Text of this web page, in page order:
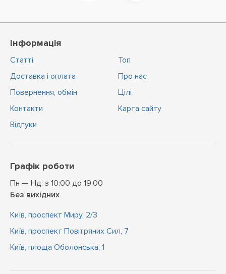
Інформація
Статті
Доставка і оплата
Повернення, обмін
Контакти
Відгуки
Топ
Про нас
Цiлi
Карта сайту
Графік роботи
Пн — Нд: з 10:00 до 19:00
Без вихідних
Київ, проспект Миру, 2/3
Київ, проспект Повітряних Сил, 7
Київ, площа Оболонська, 1